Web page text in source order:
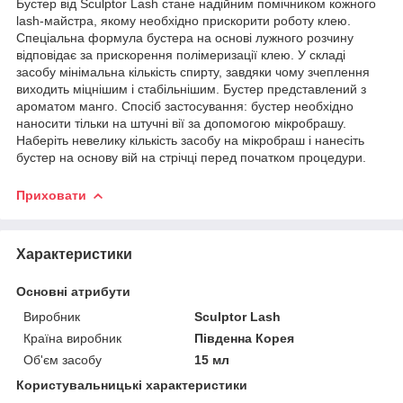
Бустер від Sculptor Lash стане надійним помічником кожного
lash-майстра, якому необхідно прискорити роботу клею.
Спеціальна формула бустера на основі лужного розчину
відповідає за прискорення полімеризації клею. У складі
засобу мінімальна кількість спирту, завдяки чому зчеплення
виходить міцнішим і стабільнішим. Бустер представлений з
ароматом манго. Спосіб застосування: бустер необхідно
наносити тільки на штучні вії за допомогою мікробрашу.
Наберіть невелику кількість засобу на мікробраш і нанесіть
бустер на основу вій на стрічці перед початком процедури.
Приховати
Характеристики
Основні атрибути
Виробник
Sculptor Lash
Країна виробник
Південна Корея
Об'єм засобу
15 мл
Користувальницькі характеристики